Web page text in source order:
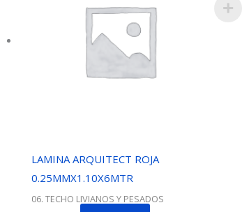
LAMINA ARQUITECT ROJA
0.25MMX1.10X6MTR
06. TECHO LIVIANOS Y PESADOS